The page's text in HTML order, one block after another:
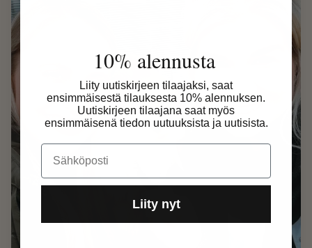
10% alennusta
Liity uutiskirjeen tilaajaksi, saat
ensimmäisestä tilauksesta 10% alennuksen.
Uutiskirjeen tilaajana saat myös
ensimmäisenä tiedon uutuuksista ja uutisista.
Email
Liity nyt